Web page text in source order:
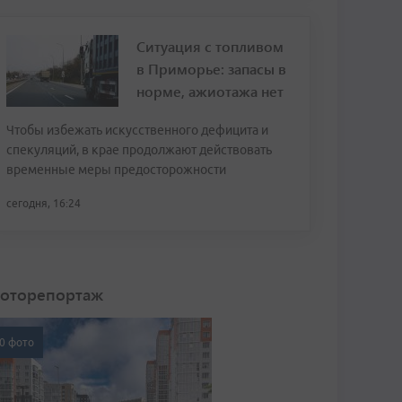
Ситуация с топливом
в Приморье: запасы в
норме, ажиотажа нет
Чтобы избежать искусственного дефицита и
спекуляций, в крае продолжают действовать
временные меры предосторожности
сегодня, 16:24
фото